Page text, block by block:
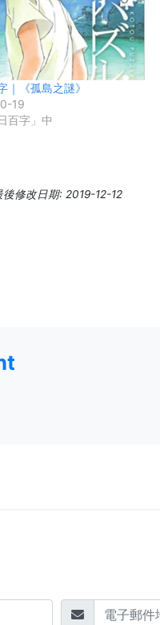
｜《孤島之謎》
19
百字」中
後修改日期: 2019-12-12